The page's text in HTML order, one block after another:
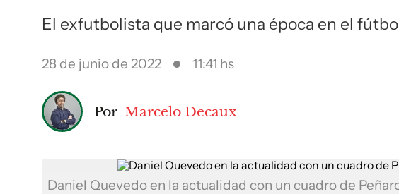
El exfutbolista que marcó una época en el
28 de junio de 2022 11:41 hs
Por Marcelo Decaux
Daniel Quevedo en la actualidad con un cuadro de